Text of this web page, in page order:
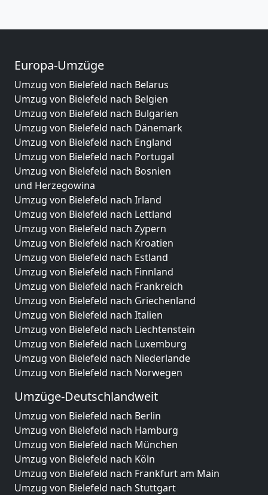
Europa-Umzüge
Umzug von Bielefeld nach Belarus
Umzug von Bielefeld nach Belgien
Umzug von Bielefeld nach Bulgarien
Umzug von Bielefeld nach Dänemark
Umzug von Bielefeld nach England
Umzug von Bielefeld nach Portugal
Umzug von Bielefeld nach Bosnien
und Herzegowina
Umzug von Bielefeld nach Irland
Umzug von Bielefeld nach Lettland
Umzug von Bielefeld nach Zypern
Umzug von Bielefeld nach Kroatien
Umzug von Bielefeld nach Estland
Umzug von Bielefeld nach Finnland
Umzug von Bielefeld nach Frankreich
Umzug von Bielefeld nach Griechenland
Umzug von Bielefeld nach Italien
Umzug von Bielefeld nach Liechtenstein
Umzug von Bielefeld nach Luxemburg
Umzug von Bielefeld nach Niederlande
Umzug von Bielefeld nach Norwegen
Umzüge-Deutschlandweit
Umzug von Bielefeld nach Berlin
Umzug von Bielefeld nach Hamburg
Umzug von Bielefeld nach München
Umzug von Bielefeld nach Köln
Umzug von Bielefeld nach Frankfurt am Main
Umzug von Bielefeld nach Stuttgart